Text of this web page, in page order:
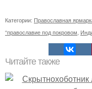
Категории: Православная
“православие под покровом
Читайте также